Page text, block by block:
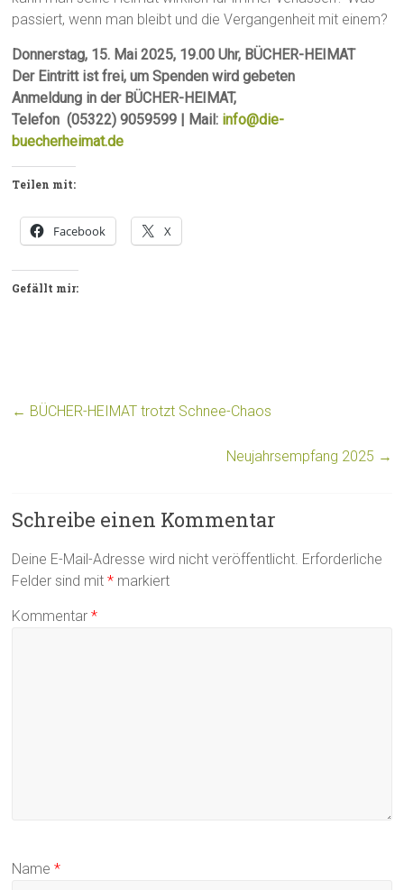
passiert, wenn man bleibt und die Vergangenheit mit einem?
Donnerstag, 15. Mai 2025, 19.00 Uhr, BÜCHER-HEIMAT
Der Eintritt ist frei, um Spenden wird gebeten
Anmeldung in der BÜCHER-HEIMAT,
Telefon (05322) 9059599 | Mail: info@die-
buecherheimat.de
Teilen mit:
Facebook X
Gefällt mir:
← BÜCHER-HEIMAT trotzt Schnee-Chaos
Neujahrsempfang 2025 →
Schreibe einen Kommentar
Deine E-Mail-Adresse wird nicht veröffentlicht. Erforderliche
Felder sind mit* markiert
Kommentar*
Name*